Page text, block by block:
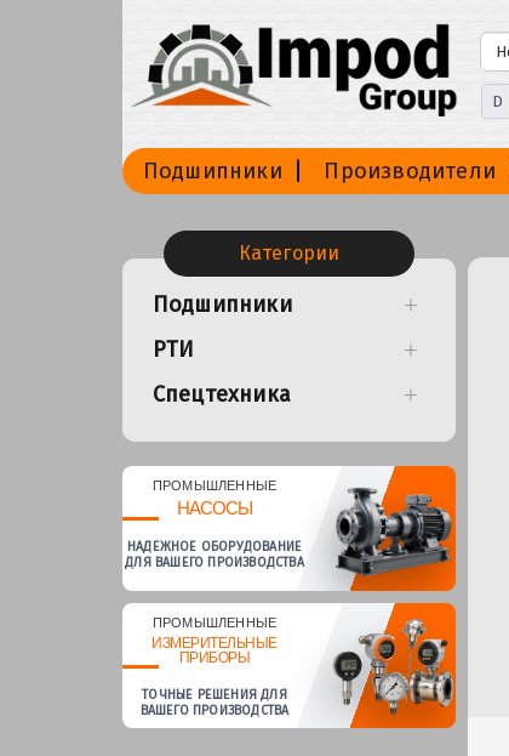
D
Подшипники Производители
Категории
Подшипники
РТИ
Спецтехника
ПРОМЫШЛЕННЫЕ
НАСОСЫ
НАДЕЖНОЕ ОБОРУДОВАНИЕ
ДЛЯ ВАШЕГО ПРОИЗВОДСТВА
ПРОМЫШЛЕННЫЕ
ИЗМЕРИТЕЛЬНЫЕ
ПРИБОРЫ
ТОЧНЫЕ РЕШЕНИЯ ДЛЯ
ВАШЕГО ПРОИЗВОДСТВА